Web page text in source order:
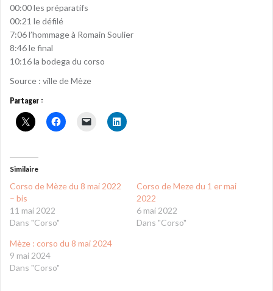
00:00 les préparatifs
00:21 le défilé
7:06 l’hommage à Romain Soulier
8:46 le final
10:16 la bodega du corso
Source : ville de Mèze
Partager :
Similaire
Corso de Mèze du 8 mai 2022
– bis
11 mai 2022
Dans "Corso"
Corso de Meze du 1 er mai
2022
6 mai 2022
Dans "Corso"
Mèze : corso du 8 mai 2024
9 mai 2024
Dans "Corso"